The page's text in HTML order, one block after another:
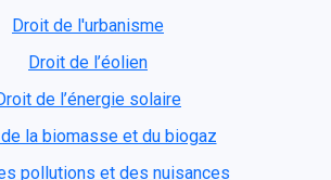
Droit de l'urbanisme
Droit de l’éolien
de l’énergie solaire
la biomasse et du biogaz
pollutions et des nuisances